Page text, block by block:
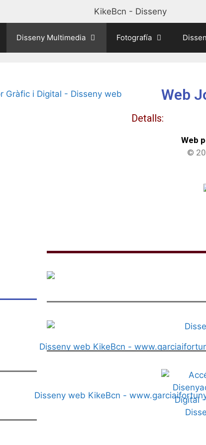
Disseny Multimedia Fotografía
Web
Detalls:
Web
©